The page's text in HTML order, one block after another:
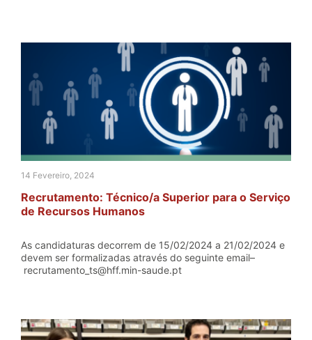
14 Fevereiro, 2024
Recrutamento: Técnico/a Superior para o Serviço
de Recursos Humanos
As candidaturas decorrem de 15/02/2024 a 21/02/2024 e
devem ser formalizadas através do seguinte email–
recrutamento_ts@hff.min-saude.pt